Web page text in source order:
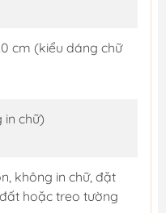
cm (kiểu dáng chữ
chữ)
không in chữ, đặt
hoặc treo tường